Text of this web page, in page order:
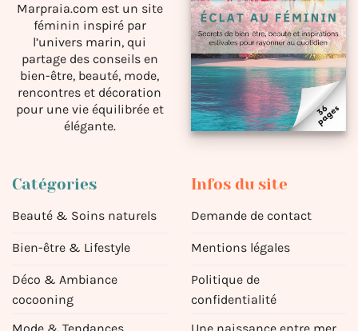
Marpraia.com est un site
féminin inspiré par
l’univers marin, qui
partage des conseils en
bien-être, beauté, mode,
rencontres et décoration
pour une vie équilibrée et
élégante.
Catégories
Beauté & Soins naturels
Bien-être & Lifestyle
Déco & Ambiance
cocooning
Infos du site
Demande de contact
Mentions légales
Politique de
confidentialité